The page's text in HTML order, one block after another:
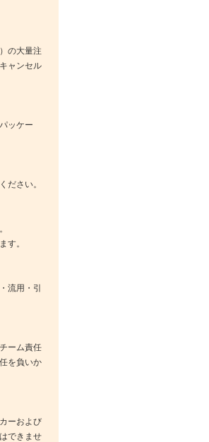
の大量注
ャンセル
ッケー
ださい。
す。
流用・引
ーム責任
を負いか
ーおよび
できませ